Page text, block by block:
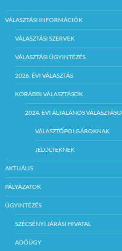
VÁLASZTÁSI INFORMÁCIÓK
VÁLASZTÁSI SZERVEK
VÁLASZTÁSI ÜGYINTÉZÉS
2026. ÉVI VÁLASZTÁS
KORÁBBI VÁLASZTÁSOK
2024. ÉVI ÁLTALÁNOS
VÁLASZTÓPOLGÁROKNAK
JELÖLTEKNEK
AKTUÁLIS
PÁLYÁZATOK
ÜGYINTÉZÉS
SZÉCSÉNYI JÁRÁSI HIVATAL
ADÓÜGY